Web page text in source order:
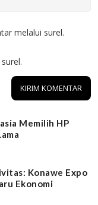
melalui surel.
Memilih HP
Konawe Expo
Ekonomi